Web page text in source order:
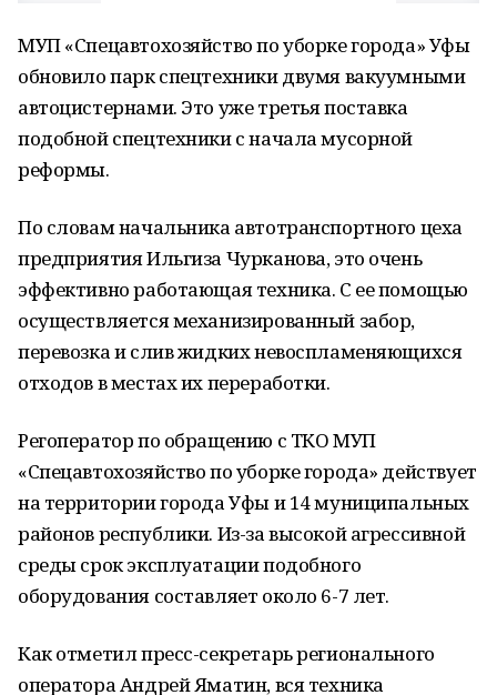
МУП «Спецавтохозяйство по уборке города» Уфы
обновило парк спецтехники двумя вакуумными
автоцистернами. Это уже третья поставка
подобной спецтехники с начала мусорной
реформы.
По словам начальника автотранспортного цеха
предприятия Ильгиза Чурканова, это очень
эффективно работающая техника. С ее помощью
осуществляется механизированный забор,
перевозка и слив жидких невоспламеняющихся
отходов в местах их переработки.
Регоператор по обращению с ТКО МУП
«Спецавтохозяйство по уборке города» действует
на территории города Уфы и 14 муниципальных
районов республики. Из-за высокой агрессивной
среды срок эксплуатации подобного
оборудования составляет около 6-7 лет.
Как отметил пресс-секретарь регионального
оператора Андрей Яматин, вся техника